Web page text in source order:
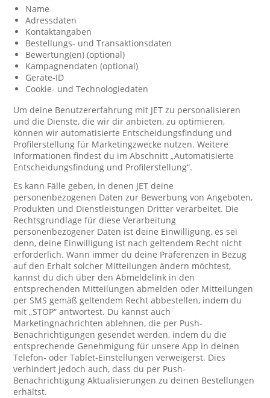
Name
Adressdaten
Kontaktangaben
Bestellungs- und Transaktionsdaten
Bewertung(en) (optional)
Kampagnendaten (optional)
Geräte-ID
Cookie- und Technologiedaten
Um deine Benutzererfahrung mit JET zu personalisieren
und die Dienste, die wir dir anbieten, zu optimieren,
können wir automatisierte Entscheidungsfindung und
Profilerstellung für Marketingzwecke nutzen. Weitere
Informationen findest du im Abschnitt „Automatisierte
Entscheidungsfindung und Profilerstellung“.
Es kann Fälle geben, in denen JET deine
personenbezogenen Daten zur Bewerbung von Angeboten,
Produkten und Dienstleistungen Dritter verarbeitet. Die
Rechtsgrundlage für diese Verarbeitung
personenbezogener Daten ist deine Einwilligung, es sei
denn, deine Einwilligung ist nach geltendem Recht nicht
erforderlich. Wann immer du deine Präferenzen in Bezug
auf den Erhalt solcher Mitteilungen ändern möchtest,
kannst du dich über den Abmeldelink in den
entsprechenden Mitteilungen abmelden oder Mitteilungen
per SMS gemäß geltendem Recht abbestellen, indem du
mit „STOP“ antwortest. Du kannst auch
Marketingnachrichten ablehnen, die per Push-
Benachrichtigungen gesendet werden, indem du die
entsprechende Genehmigung für unsere App in deinen
Telefon- oder Tablet-Einstellungen verweigerst. Dies
verhindert jedoch auch, dass du per Push-
Benachrichtigung Aktualisierungen zu deinen Bestellungen
erhältst.